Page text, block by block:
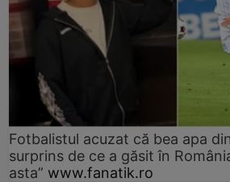
Fotbalistul acuzat că bea apa
surprins de ce a găsit în
asta” www.fanatik.ro